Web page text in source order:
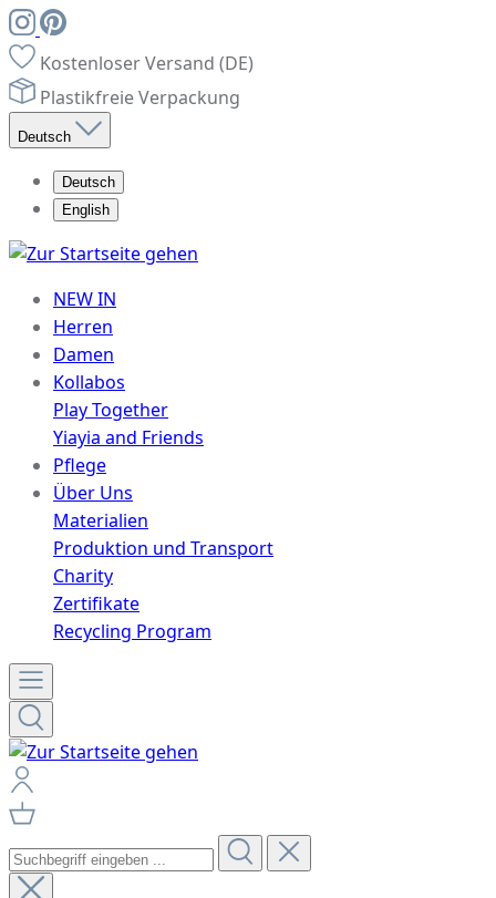
Kostenloser Versand (DE)
Plastikfreie Verpackung
Deutsch
Deutsch
English
NEW IN
Herren
Damen
Kollabos
Play Together
Yiayia and Friends
Pflege
Über Uns
Materialien
Produktion und Transport
Charity
Zertifikate
Recycling Program